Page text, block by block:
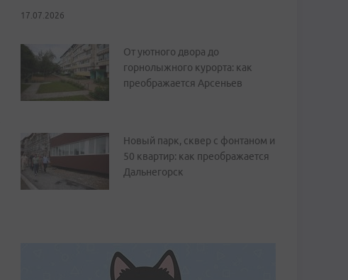
17.07.2026
От уютного двора до
горнолыжного курорта: как
преображается Арсеньев
Новый парк, сквер с фонтаном и
50 квартир: как преображается
Дальнегорск